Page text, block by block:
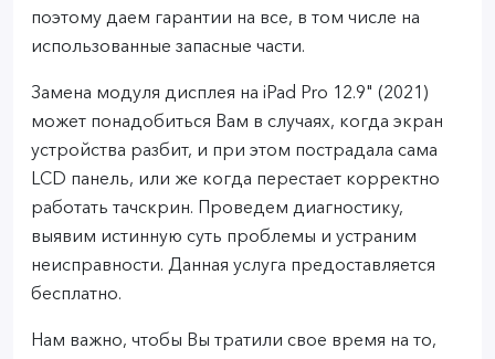
поэтому даем гарантии на все, в том числе на
использованные запасные части.
Замена модуля дисплея на iPad Pro 12.9" (2021)
может понадобиться Вам в случаях, когда экран
устройства разбит, и при этом пострадала сама
LCD панель, или же когда перестает корректно
работать тачскрин. Проведем диагностику,
выявим истинную суть проблемы и устраним
неисправности. Данная услуга предоставляется
бесплатно.
Нам важно, чтобы Вы тратили свое время на то,